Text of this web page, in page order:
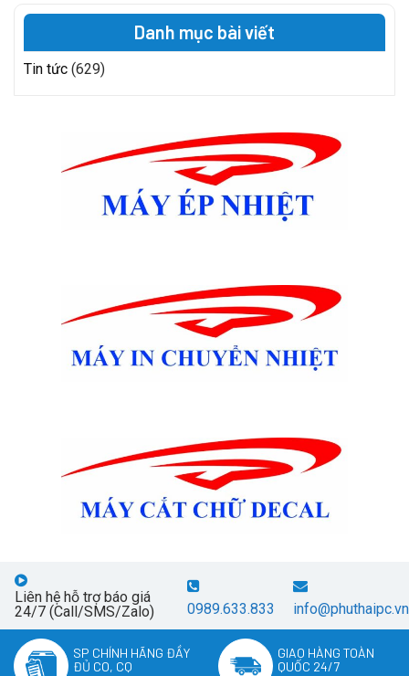
Danh mục bài viết
Tin tức (629)
Liên hệ hỗ trợ báo giá
24/7 (Call/SMS/Zalo)
0989.633.833 info@phuthaipc.vn
SP CHÍNH HÃNG ĐẦY
ĐỦ CO, CQ
GIAO HÀNG TOÀN
QUỐC 24/7